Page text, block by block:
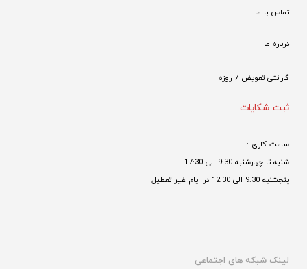
تماس با ما
درباره ما
گارانتی تعویض 7 روزه
ثبت شکایات
ساعت کاری :
شنبه تا چهارشنبه 9:30 الی 17:30
پنجشنبه 9:30 الی 12:30 در ایام غیر تعطیل
لینک شبکه های اجتماعی